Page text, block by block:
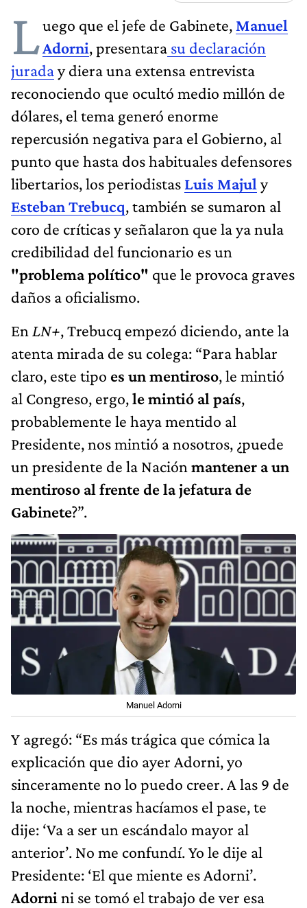
Luego que el jefe de Gabinete, Manuel
Adorni, presentara su declaración
juraday diera una extensa entrevista
reconociendo que ocultó medio millón de
dólares, el tema generó enorme
repercusión negativa para el Gobierno, al
punto que hasta dos habituales defensores
libertarios, los periodistas Luis Majul y
Esteban Trebucq, también se sumaron al
coro de críticas y señalaron que la ya nula
credibilidad del funcionario es un
"problema político" que le provoca graves
daños a oficialismo.
En LN+, Trebucq empezó diciendo, ante la
atenta mirada de su colega: “Para hablar
claro, este tipo es un mentiroso, le mintió
al Congreso, ergo,le mintió al país,
probablemente le haya mentido al
Presidente, nos mintió a nosotros, ¿puede
un presidente de la Nación mantener a un
mentiroso al frente de la jefatura de
Gabinete?”.
Manuel Adorni
Y agregó: “Es más trágica que cómica la
explicación que dio ayer Adorni, yo
sinceramente no lo puedo creer. A las 9 de
la noche, mientras hacíamos el pase, te
dije: ‘Va a ser un escándalo mayor al
anterior’. No me confundí. Yo le dije al
Presidente: ‘El que miente es Adorni’.
Adorni ni se tomó el trabajo de ver esa